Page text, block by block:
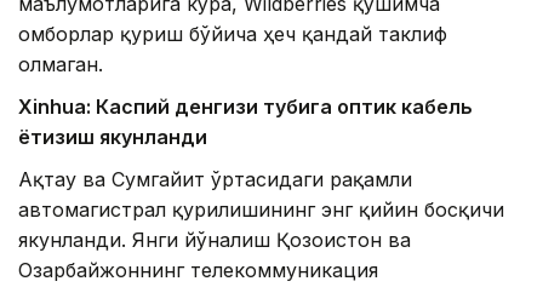
омборлар қуриш бўйича ҳеч қандай таклиф
олмаган.
Xinhuа: Каспий денгизи тубига оптик кабель
ётқизиш якунланди
Ақтау ва Сумгайит ўртасидаги рақамли
автомагистрал қурилишининг энг қийин босқичи
якунланди. Янги йўналиш Қозоғистон ва
Озарбайжоннинг телекоммуникация